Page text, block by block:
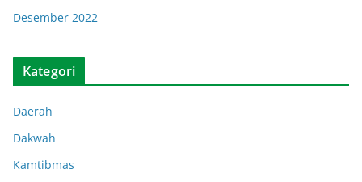
Desember 2022
Kategori
Daerah
Dakwah
Kamtibmas